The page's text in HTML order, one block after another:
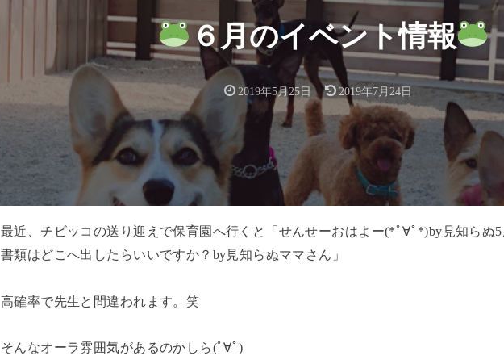
６月のイベント情報
2019年5月25日 2019年7月24日
最近、チビッコの送り迎えで保育園へ行くと「せんせーおはよー(*ﾟ∀ﾟ*)by見知らぬ
書類はどこへ出したらいいですか？by見知らぬママさん」
高確率で先生と間違われます。笑
そんなオーラ雰囲気があるのかしら(ﾟ∀ﾟ)